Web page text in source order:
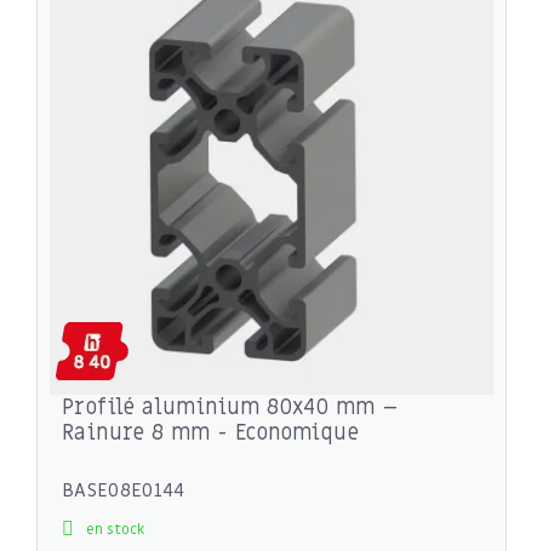
Profilé aluminium 80x40 mm –
Rainure 8 mm - Economique
BASE08E0144
en stock